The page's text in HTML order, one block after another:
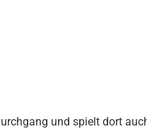
und spielt dort